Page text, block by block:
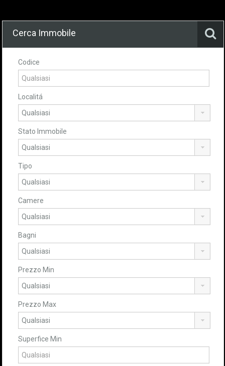
Cerca Immobile
Codice
Localitá
Stato Immobile
Tipo
Camere
Bagni
Prezzo Min
Prezzo Max
Superfice Min